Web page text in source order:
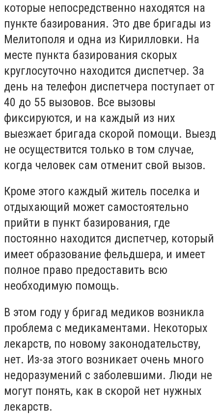
которые непосредственно находятся на
пункте базирования. Это две бригады из
Мелитополя и одна из Кирилловки. На
месте пункта базирования скорых
круглосуточно находится диспетчер. За
день на телефон диспетчера поступает от
40 до 55 вызовов. Все вызовы
фиксируются, и на каждый из них
выезжает бригада скорой помощи. Выезд
не осуществится только в том случае,
когда человек сам отменит свой вызов.
Кроме этого каждый житель поселка и
отдыхающий может самостоятельно
прийти в пункт базирования, где
постоянно находится диспетчер, который
имеет образование фельдшера, и имеет
полное право предоставить всю
необходимую помощь.
В этом году у бригад медиков возникла
проблема с медикаментами. Некоторых
лекарств, по новому законодательству,
нет. Из-за этого возникает очень много
недоразумений с заболевшими. Люди не
могут понять, как в скорой нет нужных
лекарств.